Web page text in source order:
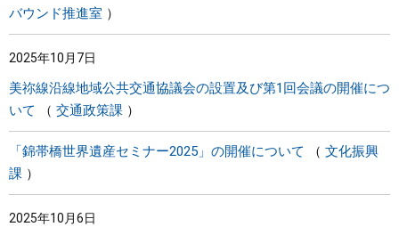
バウンド推進室
2025年10月7日
美祢線沿線地域公共交通協議会の設置及び第1回会議の開催につ
いて
交通政策課
「錦帯橋世界遺産セミナー2025」の開催について
文化振興
課
2025年10月6日